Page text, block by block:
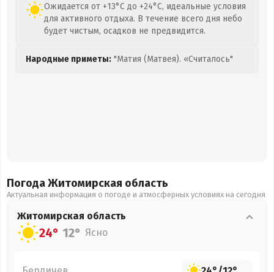
Ожидается от +13°C до +24°C, идеальные условия
для активного отдыха. В течение всего дня небо
будет чистым, осадков не предвидится.
Народные приметы: "Матия (Матвея). «Считалось"
Погода Житомирская область
Актуальная информация о погоде и атмосферных условиях на сегодня
Житомирская область
24° 12° Ясно